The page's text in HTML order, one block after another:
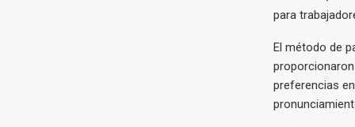
para
El método de
preferencias